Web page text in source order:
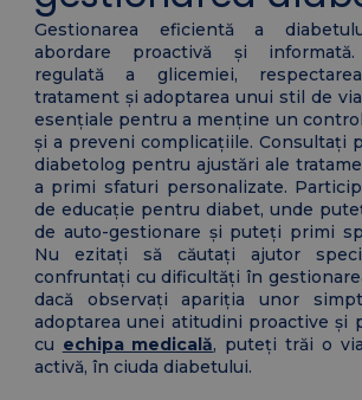
Gestionarea eficientă a
abordare proactivă și informată.
regulată a glicemiei,
tratament și adoptarea unui stil de
esențiale pentru a menține un
și a preveni complicațiile. Consultați
diabetolog pentru ajustări ale
a primi sfaturi personalizate.
de educație pentru diabet, unde
de auto-gestionare și puteți primi
Nu ezitați să căutați ajutor
confruntați cu dificultăți în
dacă observați apariția unor
adoptarea unei atitudini proactive și
cu echipa medicală, puteți trăi o
activă, în ciuda diabetului.